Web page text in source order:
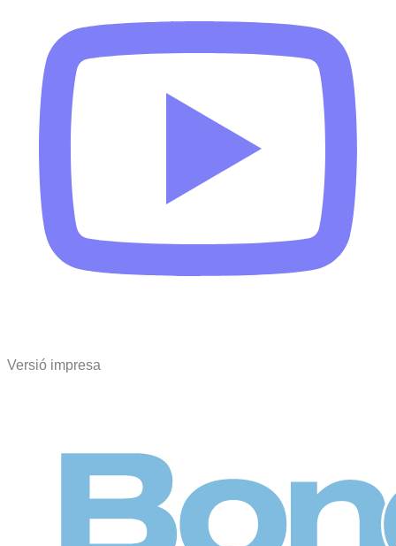
Versió impresa